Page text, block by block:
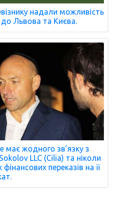
надали можливість
Львова та Києва.
має жодного зв’язку з
LLC (Cilia) та ніколи
переказів на її